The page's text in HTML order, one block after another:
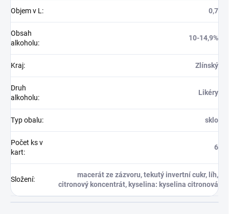
Objem v L : 0,7
Obsah
alkoholu:
10-14,9%
Kraj: Zlínský
Druh
alkoholu:
Likéry
Typ obalu: sklo
Počet ks v
kart:
6
Složení:
macerát ze zázvoru, tekutý invertní cukr, líh,
citronový koncentrát, kyselina: kyselina citronová